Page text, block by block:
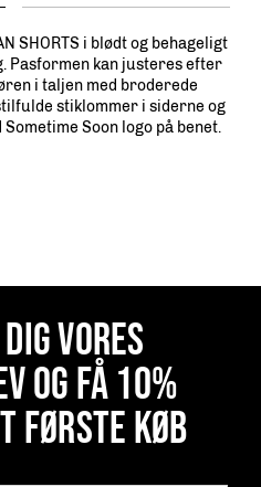
SHORTS i blødt og behageligt
Pasformen kan justeres efter
i taljen med broderede
stiklommer i siderne og
Soon logo på benet.
VORES
OG FÅ 10%
FØRSTE KØB